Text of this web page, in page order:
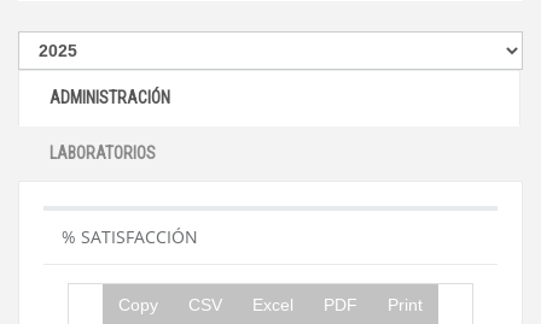
ADMINISTRACIÓN
LABORATORIOS
% SATISFACCIÓN
Copy CSV Excel PDF Print